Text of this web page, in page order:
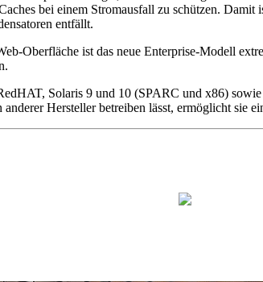
bei einem Stromausfall zu schützen.
entfällt.
Oberfläche ist das neue Enterprise-Modell
Solaris 9 und 10 (SPARC und x86)
Hersteller betreiben lässt, ermöglicht sie